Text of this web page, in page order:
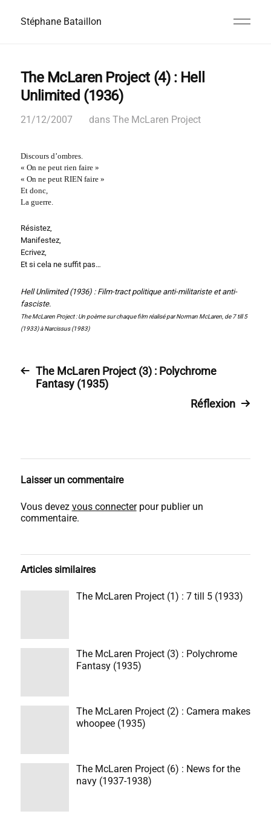
Stéphane Bataillon
The McLaren Project (4) : Hell
Unlimited (1936)
21/12/2007 dans The McLaren Project
Discours d’ombres.
« On ne peut rien faire »
« On ne peut RIEN faire »
Et donc,
La guerre.
Résistez,
Manifestez,
Ecrivez,
Et si cela ne suffit pas…
Hell Unlimited (1936) : Film-tract politique anti-militariste et anti-
fasciste.
The McLaren Project : Un poème sur chaque film réalisé par Norman McLaren, de 7 till 5
(1933) à Narcissus (1983)
The McLaren Project (3) : Polychrome
Fantasy (1935)
Réflexion
Laisser un commentaire
Vous devez vous connecterpour publier un
commentaire.
Articles similaires
The McLaren Project (1) : 7 till 5 (1933)
The McLaren Project (3) : Polychrome
Fantasy (1935)
The McLaren Project (2) : Camera makes
whoopee (1935)
The McLaren Project (6) : News for the
navy (1937-1938)